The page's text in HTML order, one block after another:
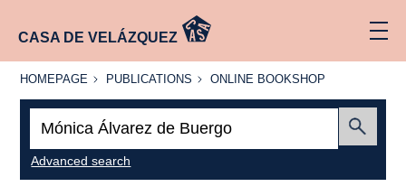
CASA DE VELÁZQUEZ
HOMEPAGE
HOMEPAGE PUBLICATIONS
PUBLICATIONS
ONLINE
ONLINE BOOKSHOP
Advanced search